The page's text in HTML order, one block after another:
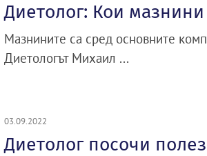
Диетолог: Кои
Мазнините са сред основните
Диетологът Михаил ...
03.09.2022
Диетолог посочи